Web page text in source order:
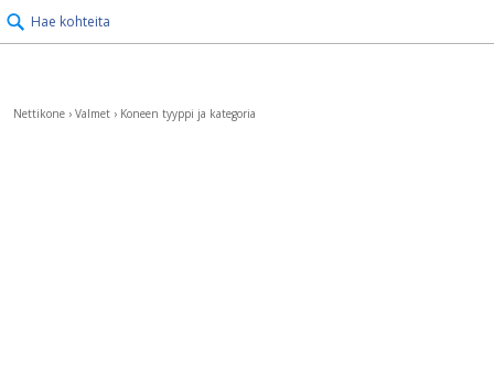
Hae kohteita
Nettikone › Valmet › Koneen tyyppi ja kategoria